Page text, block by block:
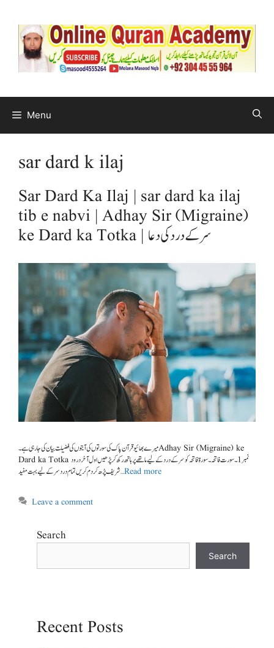
Menu
sar dard k ilaj
Sar Dard Ka Ilaj | sar dard ka ilaj
tib e nabvi | Adhay Sir (Migraine)
ke Dard ka Totka | سر کے درد کی دعا
میرے بھائیو قرآن پاک کی سورتوں کی آیتوں کی فضیلت بیان کی جا رہی ہے ۔ Adhay Sir (Migraine) ke
Dard ka Totka نمبر 1۔ سورت فاتحہ۔ سورۃ فاتحہ کو سر کے درد کے لیے ماتھے پر ہاتھ رکھ کرپڑھیں اول آخر درود
شریف پڑھ کر دم کریں تمام درد سر کے لیے بہت مفید …Read more
Leave a comment
Search
Search
Recent Posts